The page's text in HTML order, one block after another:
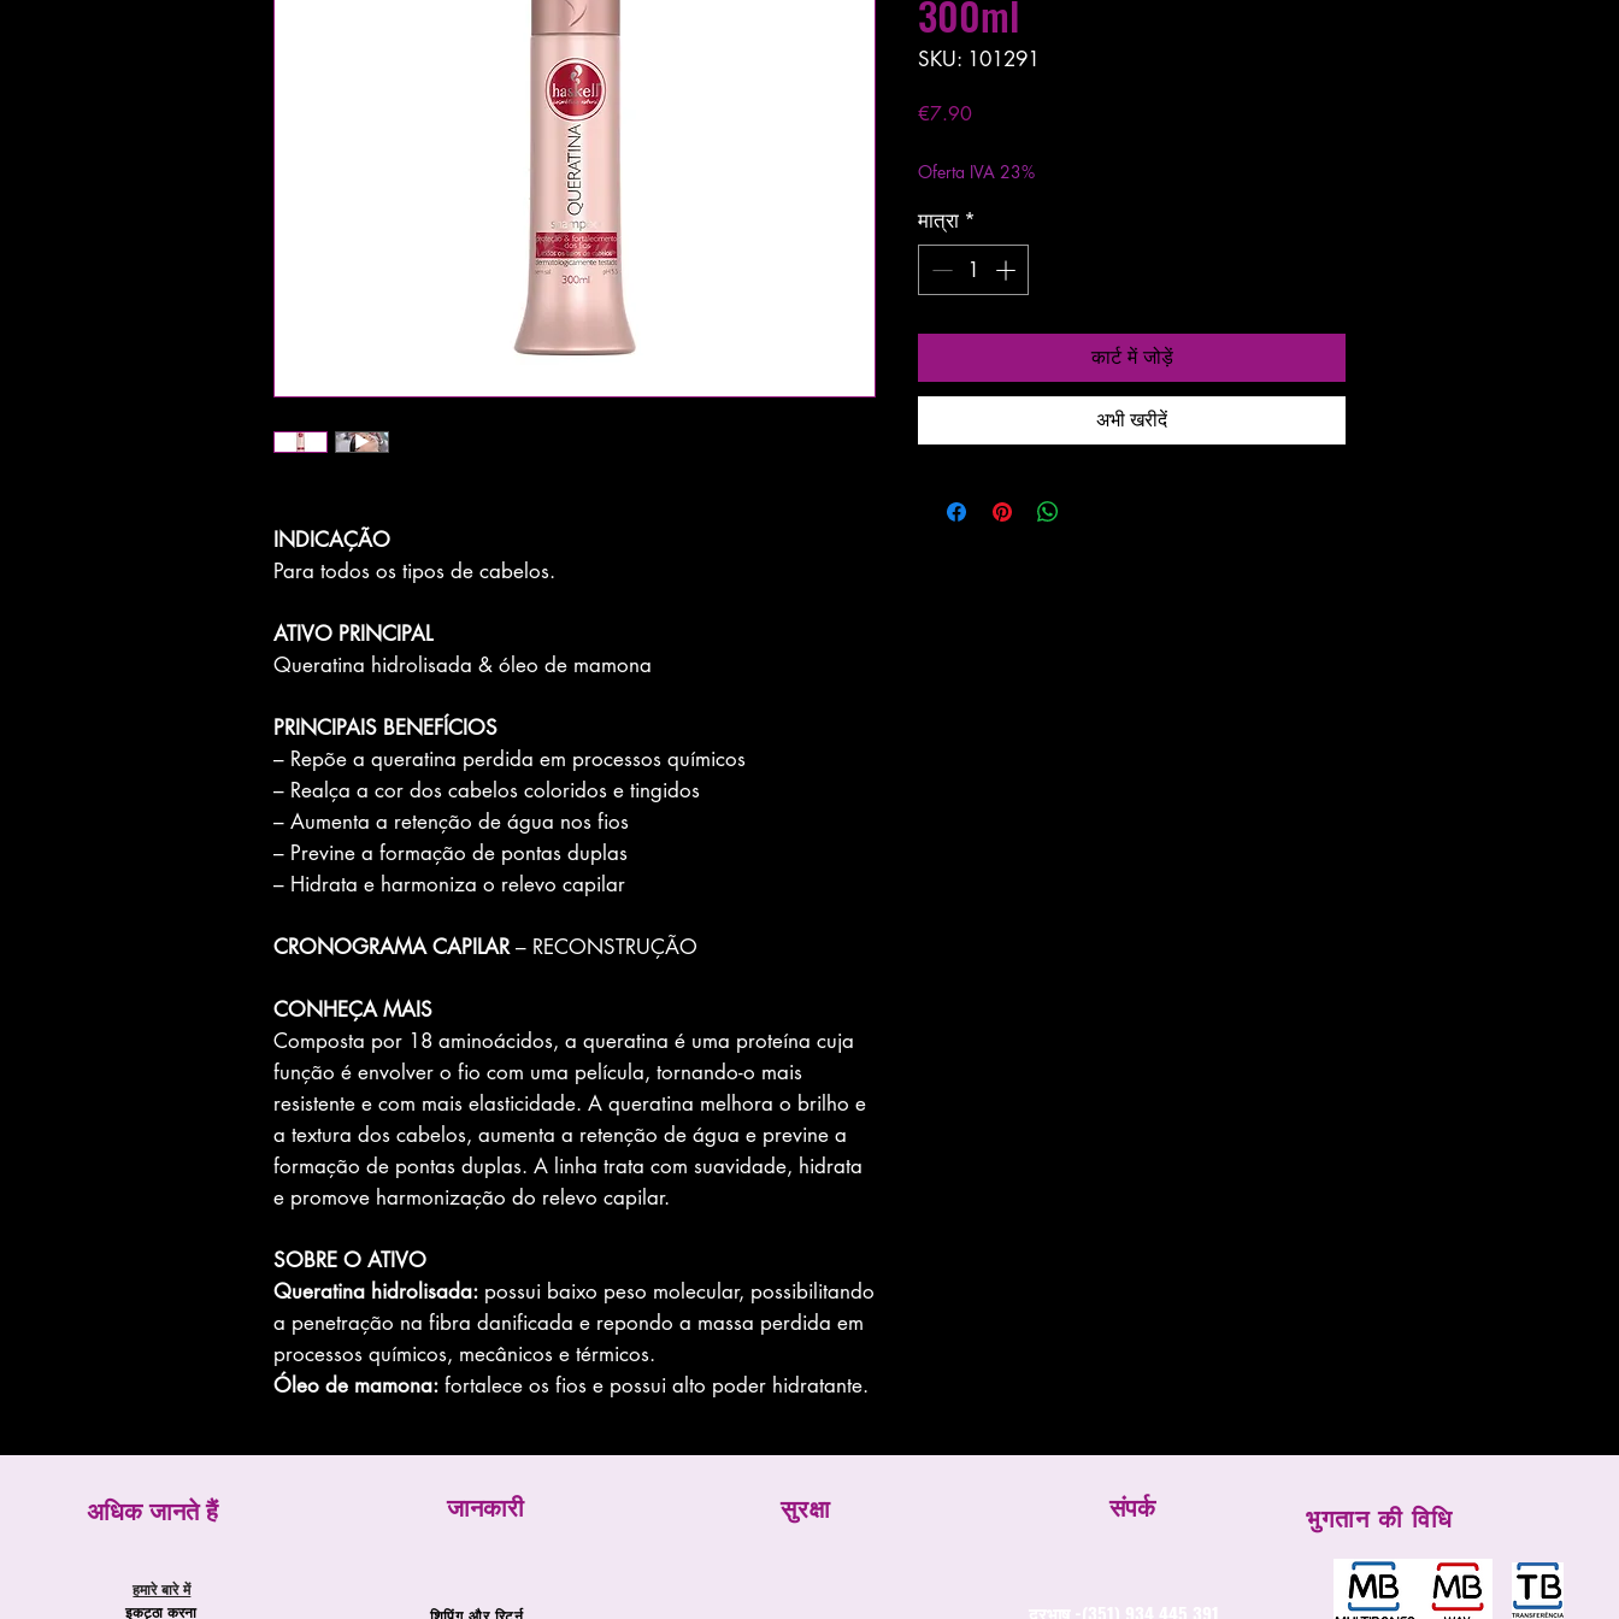
INDICAÇÃO
Para todos os tipos de cabelos.
ATIVO PRINCIPAL
Queratina hidrolisada & óleo de mamona
PRINCIPAIS BENEFÍCIOS
– Repõe a queratina perdida em processos químicos
– Realça a cor dos cabelos coloridos e tingidos
– Aumenta a retenção de água nos fios
– Previne a formação de pontas duplas
– Hidrata e harmoniza o relevo capilar
CRONOGRAMA CAPILAR– RECONSTRUÇÃO
CONHEÇA MAIS
Composta por 18 aminoácidos, a queratina é uma proteína cuja
função é envolver o fio com uma película, tornando-o mais
resistente e com mais elasticidade. A queratina melhora o brilho e
a textura dos cabelos, aumenta a retenção de água e previne a
formação de pontas duplas. A linha trata com suavidade, hidrata
e promove harmonização do relevo capilar.
SOBRE O ATIVO
Queratina hidrolisada: possui baixo peso molecular, possibilitando
a penetração na fibra danificada e repondo a massa perdida em
processos químicos, mecânicos e térmicos.
Óleo de mamona: fortalece os fios e possui alto poder hidratante.
300ml
SKU: 101291
€7.90मूल्य
Oferta IVA 23%
मात्रा *
कार्ट में जोड़ें
अभी खरीदें
अधिक जानते हैं
इकट्ठा करना
हमारे बारे में
जानकारी सुरक्षा संपर्क
दूरभाष -(351) 934 445 391
भुगतान की विधि